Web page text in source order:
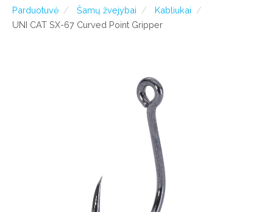
Parduotuvė Šamų žvejybai
Kabliukai
UNI CAT SX-67 Curved Point Gripper